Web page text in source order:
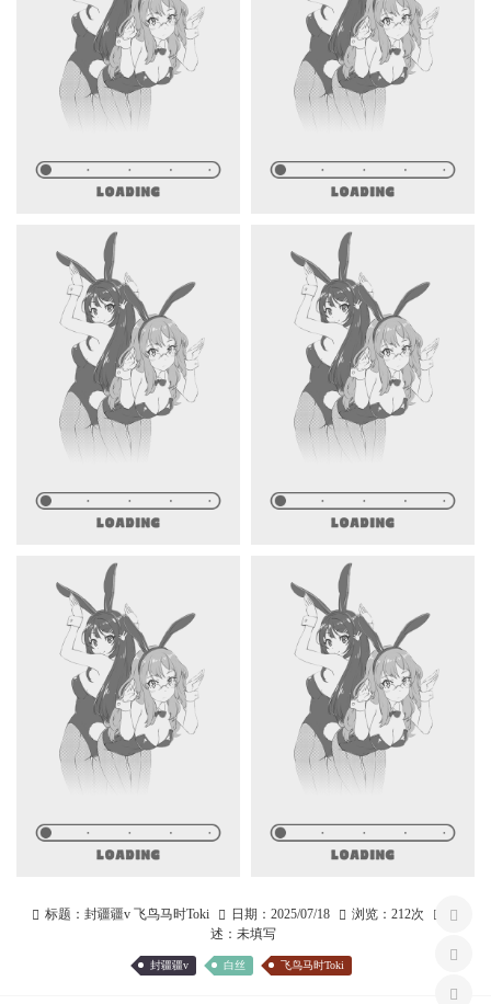
标题： 封疆疆v 飞鸟马时Toki 日期： 2025/07/18 浏览： 212次
描
述： 未填写
封疆疆v 白丝 飞鸟马时Toki